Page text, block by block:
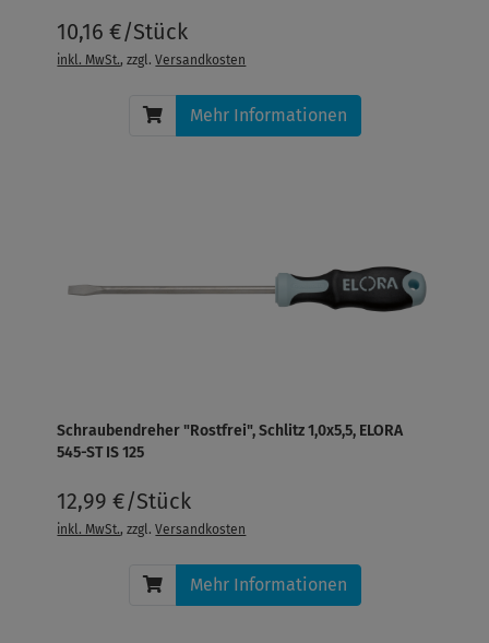
10,16 €/Stück
inkl. MwSt., zzgl.Versandkosten
Mehr Informationen
Schraubendreher "Rostfrei", Schlitz 1,0x5,5, ELORA
545-ST IS 125
12,99 €/Stück
inkl. MwSt., zzgl.Versandkosten
Mehr Informationen